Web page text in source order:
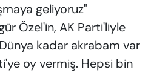
geliyoruz"
Özel'in, AK Parti'liyle
kadar akrabam var
oy vermiş. Hepsi bin